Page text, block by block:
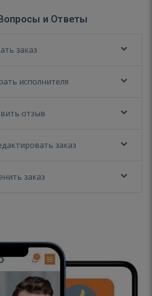
и Ответы
заказ
исполнителя
отзыв
заказ
заказ